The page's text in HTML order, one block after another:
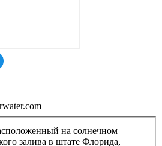
залива в штате Флорида,